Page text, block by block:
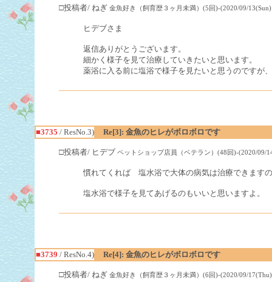
□投稿者/ ねぎ 金魚好き（飼育歴３ヶ月未満）(5回)-(2020/09/
ヒデブさま
返信ありがとうございます。
細かく様子を見て治療していきたいと思います。
薬浴に入る前に塩浴で様子を見たいと思うのですが
■3735 / ResNo.3) Re[3]: 金魚のヒレがボロボロです
□投稿者/ ヒデブ ペットショップ店員（ベテラン）(48回)-(2020/09/
慣れてくれば 塩水浴で大体の病気は治療できます
塩水浴で様子を見てあげるのもいいと思いますよ。
■3739 / ResNo.4) Re[4]: 金魚のヒレがボロボロです
□投稿者/ ねぎ 金魚好き（飼育歴３ヶ月未満）(6回)-(2020/09/